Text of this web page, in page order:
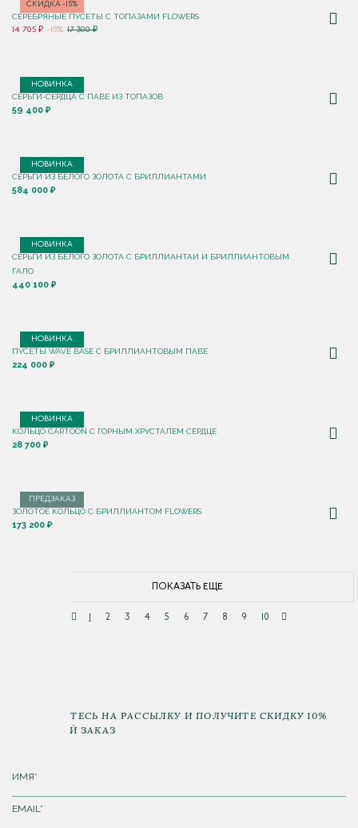
СКИДКА -15%
СЕРЕБРЯНЫЕ ПУСЕТЫ С ТОПАЗАМИ FLOWERS
14 705 ₽ -15% 17 300 ₽
НОВИНКА
СЕРЬГИ-СЕРДЦА С ПАВЕ ИЗ ТОПАЗОВ
59 400 ₽
НОВИНКА
СЕРЬГИ ИЗ БЕЛОГО ЗОЛОТА С БРИЛЛИАНТАМИ
584 000 ₽
НОВИНКА
СЕРЬГИ ИЗ БЕЛОГО ЗОЛОТА С БРИЛЛИАНТАИ И БРИЛЛИАНТОВЫМ
ГАЛО
440 100 ₽
НОВИНКА
ПУСЕТЫ WAVE BASE С БРИЛЛИАНТОВЫМ ПАВЕ
224 000 ₽
НОВИНКА
КОЛЬЦО CARTOON C ГОРНЫМ ХРУСТАЛЕМ СЕРДЦЕ
28 700 ₽
ПРЕДЗАКАЗ
ЗОЛОТОЕ КОЛЬЦО С БРИЛЛИАНТОМ FLOWERS
173 200 ₽
ПОКАЗАТЬ ЕЩЕ
2 3 4 5 6 7 8 9 10
ПОДПИШИТЕСЬ НА РАССЫЛКУ И ПОЛУЧИТЕ СКИДКУ 10%
НА ПЕРВЫЙ ЗАКАЗ